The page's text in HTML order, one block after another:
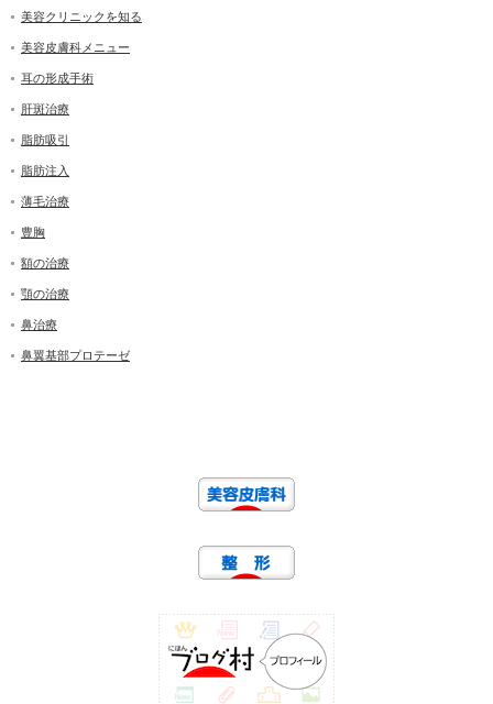
美容クリニックを知る
美容皮膚科メニュー
耳の形成手術
肝斑治療
脂肪吸引
脂肪注入
薄毛治療
豊胸
額の治療
顎の治療
鼻治療
鼻翼基部プロテーゼ